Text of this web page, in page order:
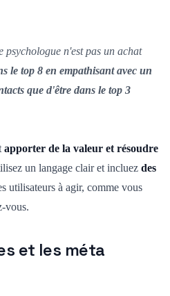
psychologue n'est pas un achat
le top 8 en empathisant avec un
que d'être dans le top 3
apporter de la valeur et résoudre
un langage clair et incluez des
utilisateurs à agir, comme vous
vous.
et les méta